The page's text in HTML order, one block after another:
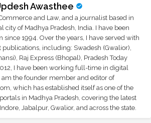
Awasthee
and Law, and a journalist based in
city of Madhya Pradesh, India. I have been
1994. Over the years, I have served with
including: Swadesh (Gwalior),
Raj Express (Bhopal), Pradesh Today
I have been working full-time in digital
am the founder member and editor of
which has established itself as one of the
in Madhya Pradesh, covering the latest
Jabalpur, Gwalior, and across the state.